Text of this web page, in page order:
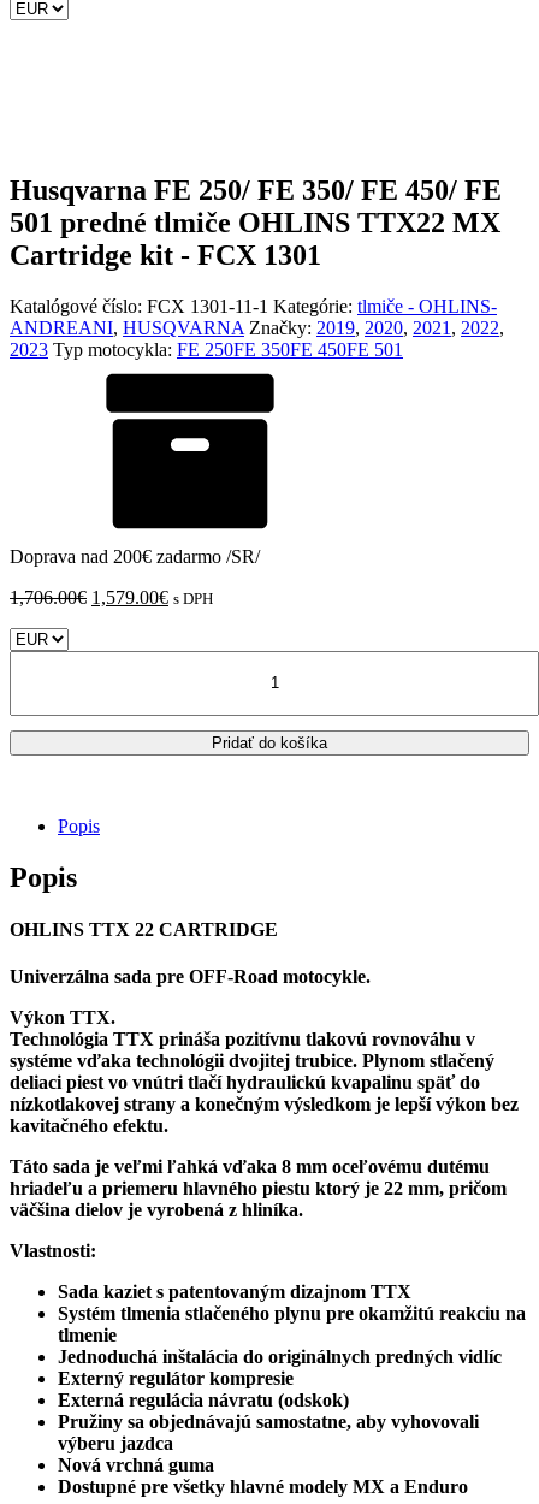
Husqvarna FE 250/ FE 350/ FE 450/ FE
501 predné tlmiče OHLINS TTX22 MX
Cartridge kit - FCX 1301
Katalógové číslo: FCX 1301-11-1 Kategórie: tlmiče - OHLINS-
ANDREANI, HUSQVARNA Značky: 2019, 2020, 2021 , 2022,
2023 Typ motocykla: FE 250FE 350FE 450FE 501
Doprava nad 200€ zadarmo /SR/
1,706.00€ Pôvodná
1,579.00€Aktuálna
s DPH
predné
tlmiče
OHLINS
TTX22
Cartridge
kit
-
FCX
1301
Pridať do košíka
Popis
Popis
OHLINS TTX 22 CARTRIDGE
Univerzálna sada pre OFF-Road motocykle.
Výkon TTX.
Technológia TTX prináša pozitívnu tlakovú rovnováhu v
systéme vďaka technológii dvojitej trubice. Plynom stlačený
deliaci piest vo vnútri tlačí hydraulickú kvapalinu späť do
nízkotlakovej strany a konečným výsledkom je lepší výkon bez
kavitačného efektu.
Táto sada je veľmi ľahká vďaka 8 mm oceľovému dutému
hriadeľu a priemeru hlavného piestu ktorý je 22 mm, pričom
väčšina dielov je vyrobená z hliníka.
Vlastnosti:
Sada kaziet s patentovaným dizajnom TTX
Systém tlmenia stlačeného plynu pre okamžitú reakciu na
tlmenie
Jednoduchá inštalácia do originálnych predných vidlíc
Externý regulátor kompresie
Externá regulácia návratu (odskok)
Pružiny sa objednávajú samostatne, aby vyhovovali
výberu jazdca
Nová vrchná guma
Dostupné pre všetky hlavné modely MX a Enduro